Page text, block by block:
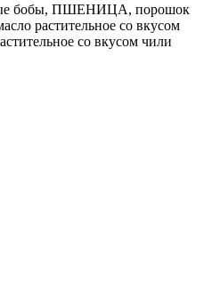
бобы, ПШЕНИЦА, порошок
растительное со вкусом
со вкусом чили